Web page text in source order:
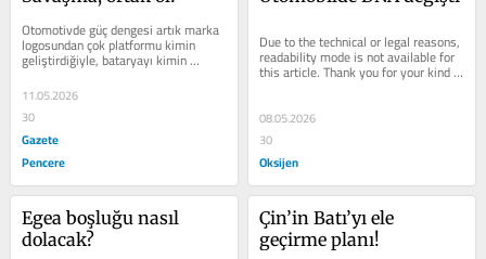
Otomotivde güç dengesi artık marka
logosundan çok platformu kimin
geliştirdiğiyle, bataryayı kimin
sağladığıyla, yazılımı kimin...
11.05.2026
30
Gazete
Pencere
Due to the technical or legal reasons,
readability mode is not available for
this article. Thank you for your kind
08.05.2026
30
Oksijen
Egea boşluğu nasıl
dolacak?
Çin’in Batı’yı ele
geçirme planı!